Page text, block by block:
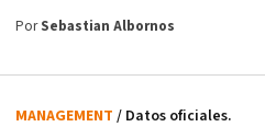
PorSebastian Albornos
MANAGEMENT / Datos oficiales.